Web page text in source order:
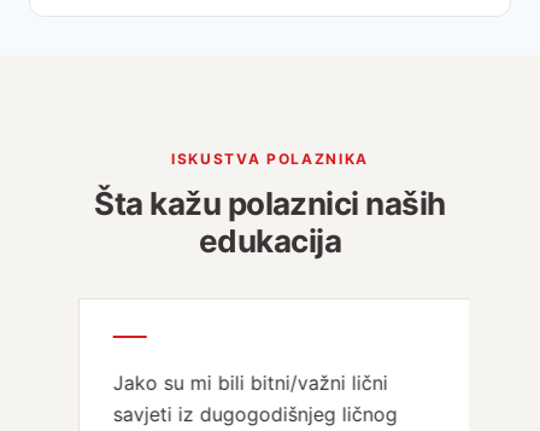
ISKUSTVA POLAZNIKA
Šta kažu polaznici naših
edukacija
Jako su mi bili bitni/važni lični
savjeti iz dugogodišnjeg ličnog